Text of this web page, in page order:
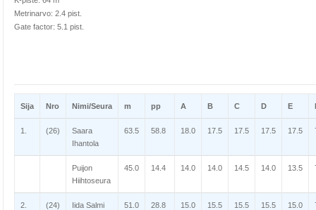
Metrinarvo: 2.4 pist.
Gate factor: 5.1 pist.
Sija Nro Nimi/Seura m pp A B C D E
1. (26)
Saara
Ihantola
63.5 58.8 18.0 17.5 17.5 17.5 17.5
Puijon
Hiihtoseura
45.0 14.4 14.0 14.0 14.5 14.0 13.5
2. (24) Iida Salmi 51.0 28.8 15.0 15.5 15.5 15.5 15.0